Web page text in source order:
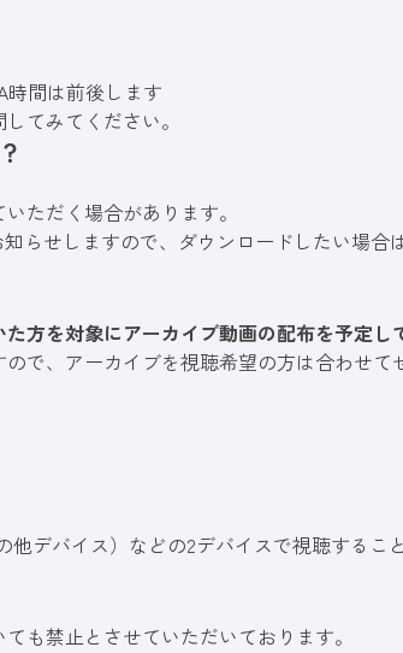
間は前後します
てみてください。
ただく場合があります。
らせしますので、ダウンロードしたい場合
方を対象にアーカイブ動画の配布を予定し
で、アーカイブを視聴希望の方は合わせて
デバイス）などの2デバイスで視聴するこ
も禁止とさせていただいております。